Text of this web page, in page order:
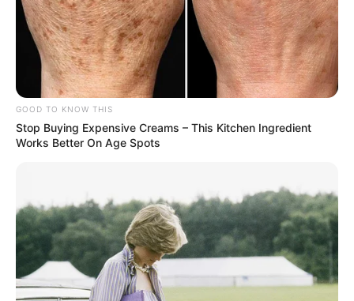
GOOD TO KNOW THIS
Stop Buying Expensive Creams – This Kitchen Ingredient
Works Better On Age Spots